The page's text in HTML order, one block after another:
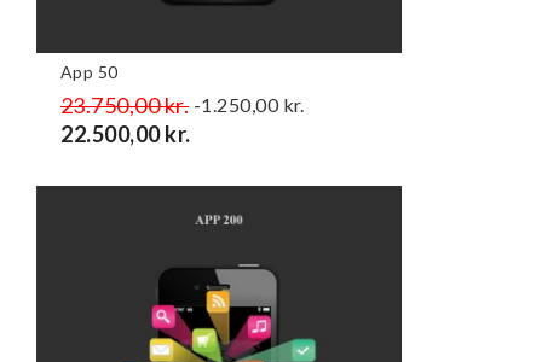
App 50
Normalpris
23.750,00 kr. -1.250,00 kr.
22.500,00 kr.